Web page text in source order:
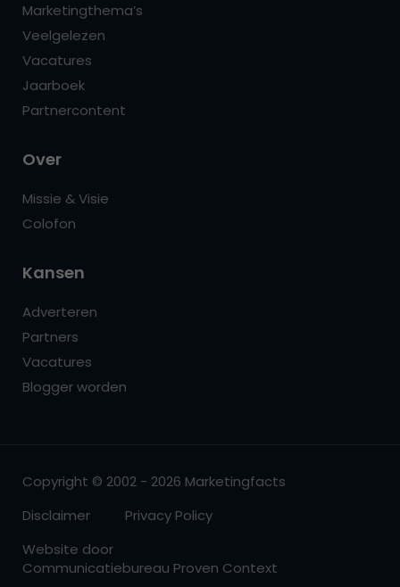
Marketingthema’s
Veelgelezen
Vacatures
Jaarboek
Partnercontent
Over
Missie & Visie
Colofon
Kansen
Adverteren
Partners
Vacatures
Blogger worden
Copyright © 2002 - 2026 Marketingfacts
Disclaimer
Privacy Policy
Website door
Communicatiebureau Proven Context